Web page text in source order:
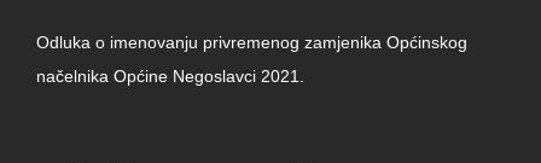
Odluka o imenovanju privremenog zamjenika Općinskog
načelnika Općine Negoslavci 2021.